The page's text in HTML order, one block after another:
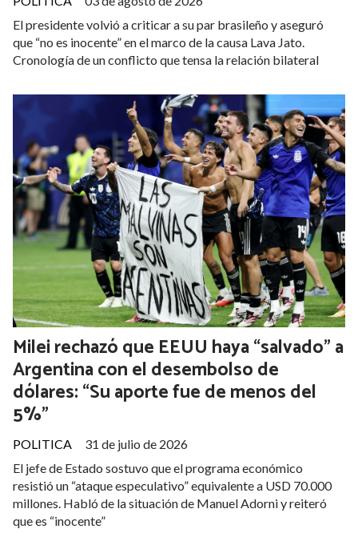
Javier Milei redobló la apuesta: “Lula es
un ladrón, es corrupto, y lo liberaron por
una falla en el procedimiento”
POLITICA
03 de agosto de 2026
El presidente volvió a criticar a su par brasileño y aseguró
que “no es inocente” en el marco de la causa Lava Jato.
Cronología de un conflicto que tensa la relación bilateral